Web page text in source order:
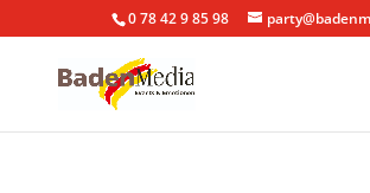
0 78 42 9 85 98